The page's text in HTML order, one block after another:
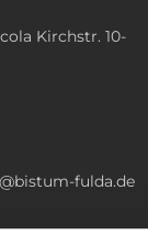
Kirchstr. 10-
fulda.de